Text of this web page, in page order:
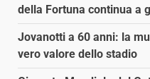
della Fortuna continua a
Jovanotti a 60 anni: la
vero valore dello stadio